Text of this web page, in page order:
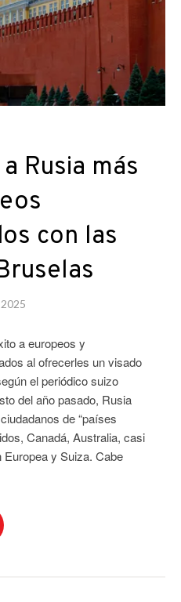
Rusia más
con las
a europeos y
al ofrecerles un visado
el periódico suizo
del año pasado, Rusia
de “países
Canadá, Australia, casi
y Suiza. Cabe